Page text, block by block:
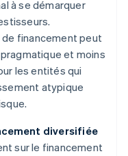
à se démarquer
de financement peut
et moins
les entités qui
atypique
diversifiée
sur le financement